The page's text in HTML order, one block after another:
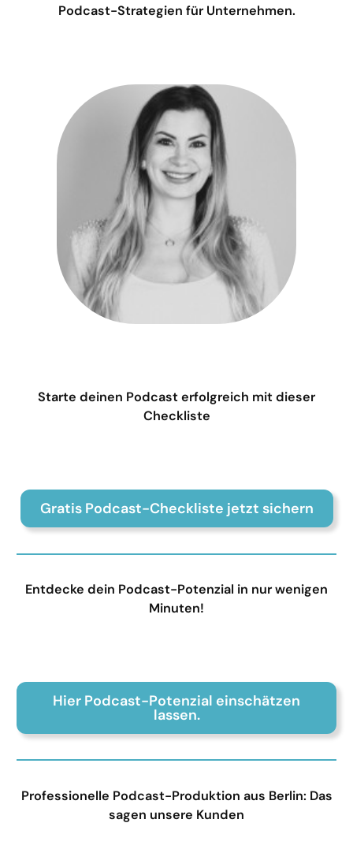
Podcast-Strategien für Unternehmen.
Starte deinen Podcast erfolgreich mit dieser
Checkliste
Gratis Podcast-Checkliste jetzt sichern
Entdecke dein Podcast-Potenzial in nur wenigen
Minuten!
Hier Podcast-Potenzial einschätzen
lassen.
Professionelle Podcast-Produktion aus Berlin: Das
sagen unsere Kunden